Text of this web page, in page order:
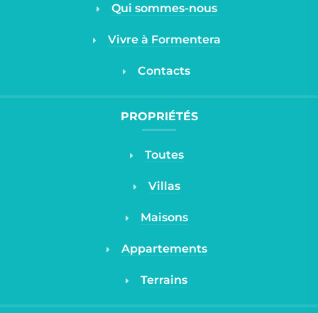
Qui sommes-nous
Vivre à Formentera
Contacts
PROPRIÉTÉS
Toutes
Villas
Maisons
Appartements
Terrains